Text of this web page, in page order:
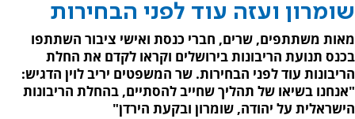
שומרון ועזה עוד לפני הבחירות
מאות משתתפים, שרים, חברי כנסת ואישי ציבור השתתפו
בכנס תנועת הריבונות בירושלים וקראו לקדם את החלת
הריבונות עוד לפני הבחירות. שר המשפטים יריב לוין הדגיש:
"אנחנו בשיאו של תהליך שחייב להסתיים, בהחלת הריבונות
הישראלית על יהודה, שומרון ובקעת הירדן"